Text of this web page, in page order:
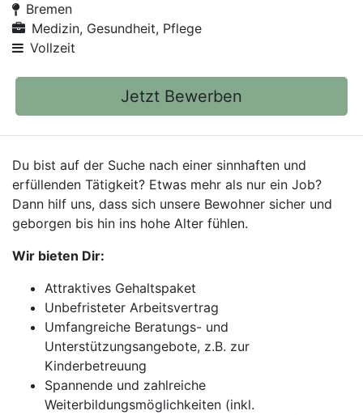
Bremen
Medizin, Gesundheit, Pflege
Vollzeit
Jetzt Bewerben
Du bist auf der Suche nach einer sinnhaften und
erfüllenden Tätigkeit? Etwas mehr als nur ein Job?
Dann hilf uns, dass sich unsere Bewohner sicher und
geborgen bis hin ins hohe Alter fühlen.
Wir bieten Dir:
Attraktives Gehaltspaket
Unbefristeter Arbeitsvertrag
Umfangreiche Beratungs- und
Unterstützungsangebote, z.B. zur
Kinderbetreuung
Spannende und zahlreiche
Weiterbildungsmöglichkeiten (inkl.